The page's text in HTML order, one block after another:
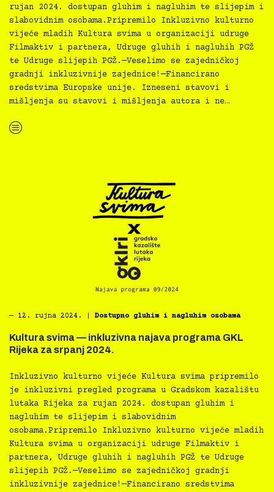
rujan 2024. dostupan gluhim i nagluhim te slijepim i
slabovidnim osobama.Pripremilo Inkluzivno kulturno
vijeće mladih Kultura svima u organizaciji udruge
Filmaktiv i partnera, Udruge gluhih i nagluhih PGŽ
te Udruge slijepih PGŽ.—Veselimo se zajedničkoj
gradnji inkluzivnije zajednice!—Financirano
sredstvima Europske unije. Izneseni stavovi i
mišljenja su stavovi i mišljenja autora i ne…
“Kultura svima — inkluzivna najava programa za Dječju kuću za rujan 2024.”
― 12. rujna 2024. Dostupno gluhim i nagluhim osobama
Kultura svima — inkluzivna najava programa GKL
Rijeka za srpanj 2024.
Inkluzivno kulturno vijeće Kultura svima pripremilo
je inkluzivni pregled programa u Gradskom kazalištu
lutaka Rijeka za rujan 2024. dostupan gluhim i
nagluhim te slijepim i slabovidnim
osobama.Pripremilo Inkluzivno kulturno vijeće mladih
Kultura svima u organizaciji udruge Filmaktiv i
partnera, Udruge gluhih i nagluhih PGŽ te Udruge
slijepih PGŽ.—Veselimo se zajedničkoj gradnji
inkluzivnije zajednice!—Financirano sredstvima